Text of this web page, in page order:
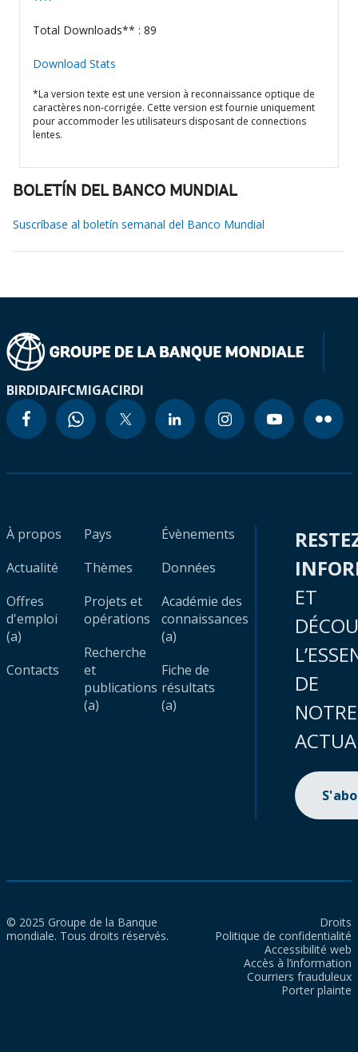
Total Downloads** : 89
Download Stats
*La version texte est une version à reconnaissance optique de
caractères non-corrigée. Cette version est fournie uniquement
pour accommoder les utilisateurs disposant de connections
lentes.
BOLETÍN DEL BANCO MUNDIAL
Suscríbase al boletín semanal del Banco Mundial
BIRDIDAIFCMIGACIRDI
À propos
Actualité
Offres
d'emploi
(a)
Contacts
Pays
Thèmes
Projets et
opérations
Recherche
et
publications
(a)
Évènements
Données
Académie des
connaissances
(a)
Fiche de
résultats
(a)
ET
DE
NOTRE
© 2025 Groupe de la Banque
mondiale. Tous droits réservés.
Droits
Politique de confidentialité
Accessibilité web
Accès à l’information
Courriers frauduleux
Porter plainte